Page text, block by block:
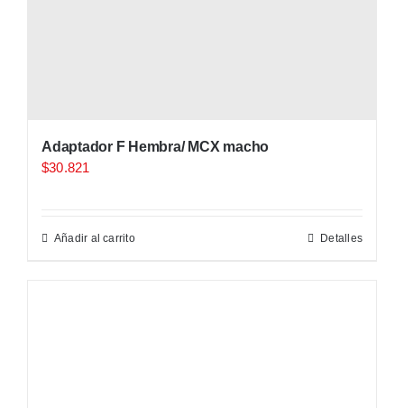
Adaptador F Hembra/ MCX macho
$30.821
Añadir al carrito Detalles